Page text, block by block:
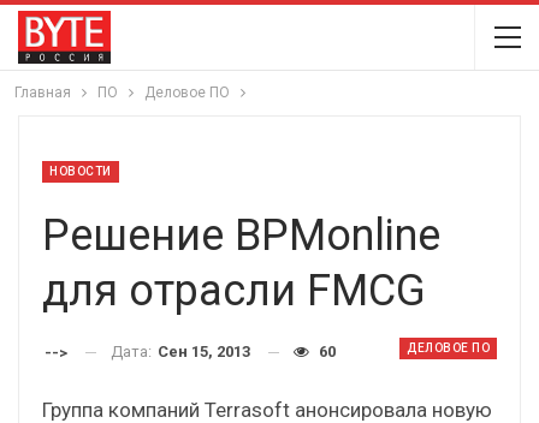
Главная ПО Деловое ПО
НОВОСТИ
Решение BPMonline
для отрасли FMCG
ДЕЛОВОЕ ПО
--> Дата: Сен 15, 2013 60
Группа компаний Terrasoft анонсировала новую